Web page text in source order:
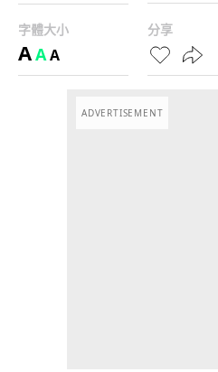
字體大小
AAA
分享
ADVERTISEMENT